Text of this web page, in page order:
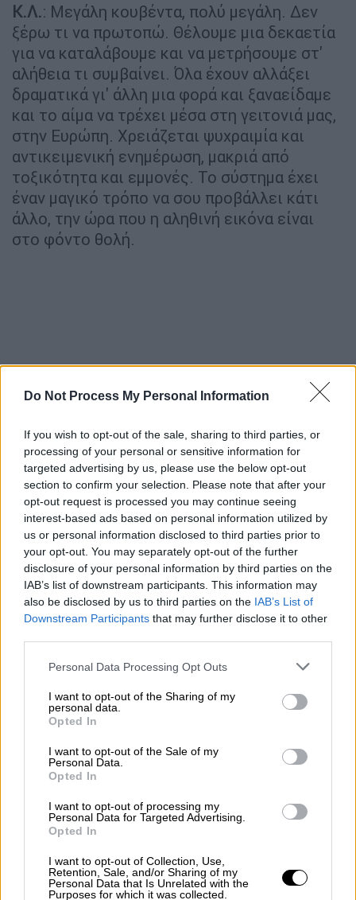
Do Not Process My Personal Information
If you wish to opt-out of the sale, sharing to third parties, or
processing of your personal or sensitive information for
targeted advertising by us, please use the below opt-out
section to confirm your selection. Please note that after your
opt-out request is processed you may continue seeing
interest-based ads based on personal information utilized by
us or personal information disclosed to third parties prior to
your opt-out. You may separately opt-out of the further
disclosure of your personal information by third parties on the
IAB’s list of downstream participants. This information may
also be disclosed by us to third parties on the IAB’s List of
Downstream Participants that may further disclose it to other
Please note that this website/app uses one or more Google
not limited to your visit or usage behaviour. You may click to
grant or deny consent to Google and its third-party tags to
use your data for below specified purposes in below Google
consent section.
Personal Data Processing Opt Outs
I want to opt-out of the Sharing of my
personal data.
Opted In
I want to opt-out of the Sale of my
Personal Data.
Opted In
I want to opt-out of processing my
Personal Data for Targeted Advertising.
Opted In
I want to opt-out of Collection, Use,
Retention, Sale, and/or Sharing of my
Personal Data that Is Unrelated with the
Purposes for which it was collected.
Κ.Λ.: Μεγάλη κουβέντα, πολύ μεγάλη. Δεν
ξέρω τι να πρωτοπώ. Θέλουμε μια δεκαετία
για να καταλάβουμε και να μετρήσουμε στ'
αλήθεια τι συμβαίνει. Όλα έχουν αλλάξει
δραματικά γι' άλλη μια φορά και ξαναείδαμε
και το αίμα να τρέχει μέσα στη γειτονιά μας,
στην Ευρώπη. Χρειάζεται ψυχραιμία και
αντικειμενική ενημέρωση, μακριά από
τοξικότητα και εμμονές. Το σύστημα έχει
έναν μαγικό τρόπο να σου προβάλλει κάτι
άλλο, την ώρα που η αληθινή εικόνα είναι
στο φόντο θολή.
πάντα μαζί μου. Υπάρχει γενικά μια
δυσοιωνία, η οποία προβάλλεται και έντονα
απ' όλα τα μέσα κι ένα κλίμα τρομοκρατίας.
φτάσει η στιγμή που θα πανικοβληθώ
αναγκαστικά.
Στη φαρέτρα σας έχετε κάποια από τα πιο
όμορφα ερωτικά κομμάτια. Τι σημαίνει ο
έρωτας για σας;
: Χαίρομαι που το λες έτσι. Άλλο τα